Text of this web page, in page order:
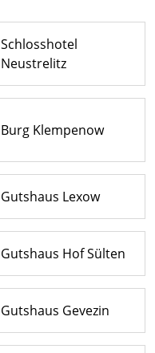
Schlosshotel
Neustrelitz
Burg Klempenow
Gutshaus Lexow
Gutshaus Hof Sülten
Gutshaus Gevezin